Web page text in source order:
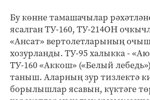
Бу көнне тамашачылар
ясалган ТУ-160, ТУ-214ОН
«Ансат» вертолетларының
хозурланды. ТУ-95 халыкка -
ТУ-160 «Аккош» («Белый
таныш. Аларның зур тизлектә
борылыш­лар ясавын, күктәге